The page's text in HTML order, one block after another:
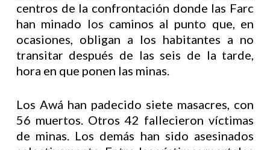
centros de la confrontación donde las Farc
han minado los caminos al punto que, en
ocasiones, obligan a los habitantes a no
transitar después de las seis de la tarde,
hora en que ponen las minas.
Los Awá han padecido siete masacres, con
56 muertos. Otros 42 fallecieron víctimas
de minas. Los demás han sido asesinados